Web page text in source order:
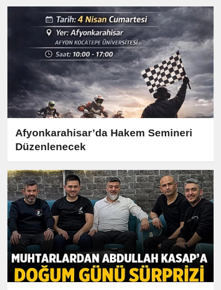
Afyonkarahisar’da Hakem Semineri
Düzenlenecek